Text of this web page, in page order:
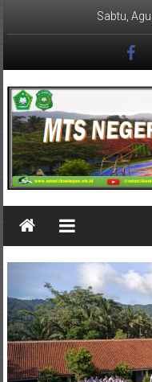
Sabtu,
MTSN
12
KUNINGAN